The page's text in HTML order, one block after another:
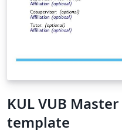
KUL VUB Master Dissertation
template